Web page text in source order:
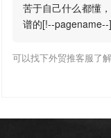
苦于自己什么都懂
谱的[!--pagename--
可以找下外贸推客服了